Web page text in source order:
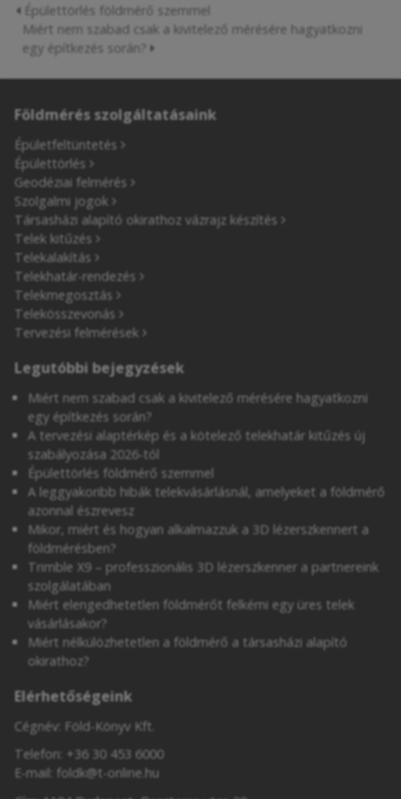
Épülettörlés földmérő szemmel
Miért nem szabad csak a kivitelező mérésére hagyatkozni
egy építkezés során?
Földmérés szolgáltatásaink
Épületfeltüntetés
Épülettörlés
Geodéziai felmérés
Szolgalmi jogok
Társasházi alapító okirathoz vázrajz készítés
Telek kitűzés
Telekalakítás
Telekhatár-rendezés
Telekmegosztás
Telekösszevonás
Tervezési felmérések
Legutóbbi bejegyzések
Miért nem szabad csak a kivitelező mérésére hagyatkozni
egy építkezés során?
A tervezési alaptérkép és a kötelező telekhatár kitűzés új
szabályozása 2026-tól
Épülettörlés földmérő szemmel
A leggyakoribb hibák telekvásárlásnál, amelyeket a földmérő
azonnal észrevesz
Mikor, miért és hogyan alkalmazzuk a 3D lézerszkennert a
földmérésben?
Trimble X9 – professzionális 3D lézerszkenner a partnereink
szolgálatában
Miért elengedhetetlen földmérőt felkérni egy üres telek
vásárlásakor?
Miért nélkülözhetetlen a földmérő a társasházi alapító
okirathoz?
Elérhetőségeink
Cégnév: Föld-Könyv Kft.
Telefon: +36 30 453 6000
E-mail: foldk@t-online.hu